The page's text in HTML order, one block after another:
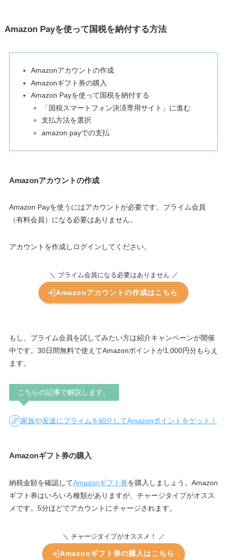
Amazon Payを使って国税を納付する方法
Amazonアカウントの作成
Amazonギフト券の購入
Amazon Payを使って国税を納付する
「国税スマートフォン決済専用サイト」に進む
支払方法を選択
amazon payでの支払
Amazonアカウントの作成
Amazon Payを使うにはアカウントが必要です。プライム会員
（有料会員）になる必要はありません。
アカウントを作成しログインしてください。
＼ プライム会員になる必要はありません ／
Amazonアカウントの作成はこちら
もし、プライム会員を試してみたい方は紹介キャンペーンが開催
中です。30日間無料で使えてAmazonポイントが1,000円分もらえ
ます。
こちらの記事で解説します。
家族や友達にプライムを紹介してAmazonポイントをゲット！
Amazonギフト券の購入
納税金額を確認してAmazonギフト券を購入しましょう。Amazon
ギフト券はいろいろ種類がありますが、チャージタイプがオスス
メです。5分ほどでアカウントにチャージされます。
＼ チャージタイプがオススメ！ ／
Amazonギフト券の購入はこちら